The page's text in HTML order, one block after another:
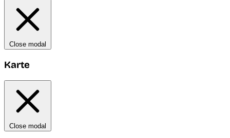
Close modal
Karte
Close modal